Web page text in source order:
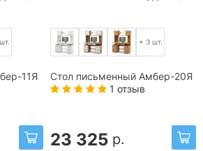
11Я
+ 3 шт.
Стол письменный Амбер-20Я
1 отзыв
23 325 р.